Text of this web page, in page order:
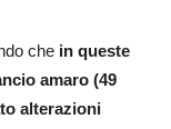
che in queste
amaro (49
alterazioni